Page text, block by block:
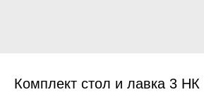
Комплект стол и лавка 3 НК